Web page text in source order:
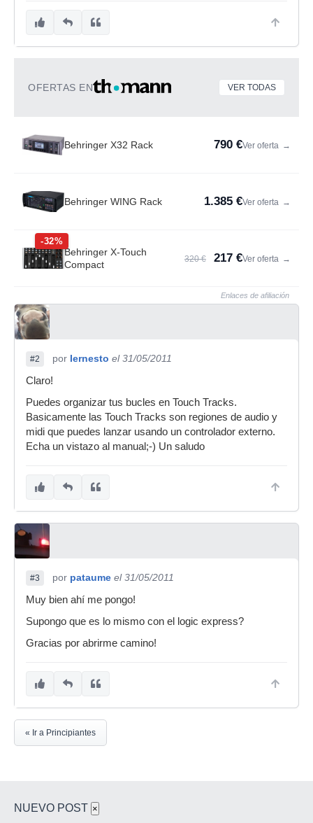
OFERTAS EN VER TODAS
Behringer X32 Rack 790 €Ver oferta →
Behringer WING Rack 1.385 €Ver oferta →
-32%
Behringer X-Touch
Compact
320 € 217 €Ver oferta →
Enlaces de afiliación
#2 por Iernesto el 31/05/2011
Claro!
Puedes organizar tus bucles en Touch Tracks.
Basicamente las Touch Tracks son regiones de audio y
midi que puedes lanzar usando un controlador externo.
Echa un vistazo al manual;-) Un saludo
#3 por pataume el 31/05/2011
Muy bien ahí me pongo!
Supongo que es lo mismo con el logic express?
Gracias por abrirme camino!
« Ir a Principiantes
NUEVO POST ×